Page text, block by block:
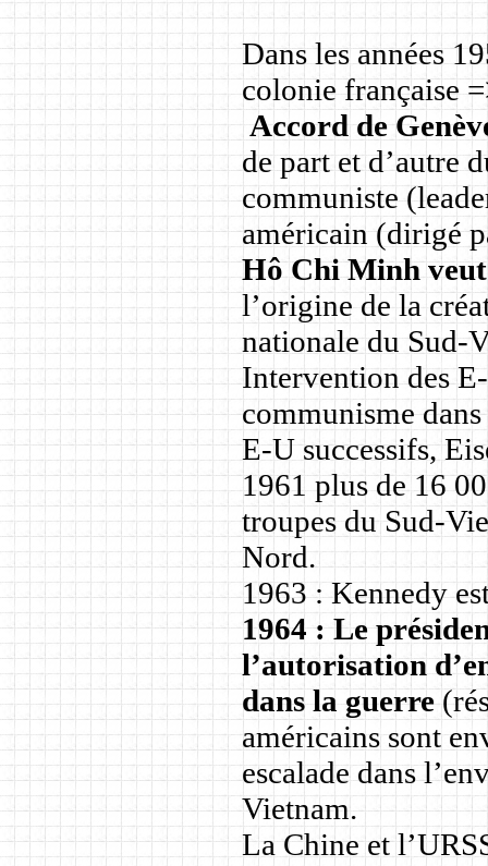
Dans les années
colonie française
Accord de
de part et d’autre
communiste
américain (dirigé
Hô Chi Minh
l’origine de la
nationale du Sud-
Intervention des
communisme
E-U successifs,
1961 plus de 16
troupes du Sud-
Nord.
1963 : Kennedy
1964 : Le
l’autorisation
dans la guerre
américains sont
escalade dans
Vietnam.
La Chine et